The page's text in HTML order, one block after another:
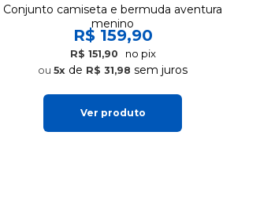
Conjunto camiseta e bermuda aventura
menino
R$ 159,90
R$ 151,90 no pix
5xde R$ 31,98 sem juros
Ver produto